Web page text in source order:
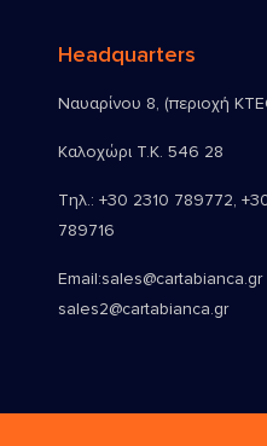
Headquarters
Ναυαρίνου 8, (περιοχή
Καλοχώρι Τ.Κ. 546 28
Τηλ.:+30 2310 789772,
789716
Email:
sales2@cartabianca.gr